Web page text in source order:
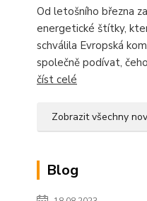
Od letošního března
energetické štítky,
schválila Evropská
společně podívat,
číst celé
Zobrazit všechny
Blog